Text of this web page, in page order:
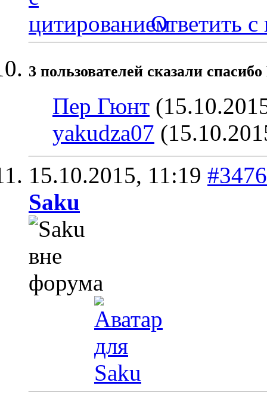
Ответить с
3 пользователей сказали
Пер Гюнт
yakudza07
15.10.2015, 11:19 #3476
Saku